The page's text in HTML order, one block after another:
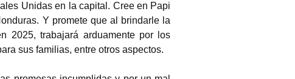
Unidas en la capital. Cree en Papi
Y promete que al brindarle la
2025, trabajará arduamente por los
sus familias, entre otros aspectos.